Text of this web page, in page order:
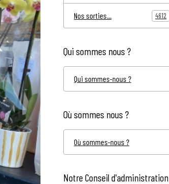
Nos sorties... 4612
Qui sommes nous ?
Qui sommes-nous ?
Où sommes nous ?
Où sommes-nous ?
Notre Conseil d'administration